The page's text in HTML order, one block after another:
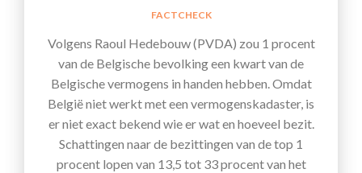
FACTCHECK
Volgens Raoul Hedebouw (PVDA) zou 1 procent
van de Belgische bevolking een kwart van de
Belgische vermogens in handen hebben. Omdat
België niet werkt met een vermogenskadaster, is
er niet exact bekend wie er wat en hoeveel bezit.
Schattingen naar de bezittingen van de top 1
procent lopen van 13,5 tot 33 procent van het